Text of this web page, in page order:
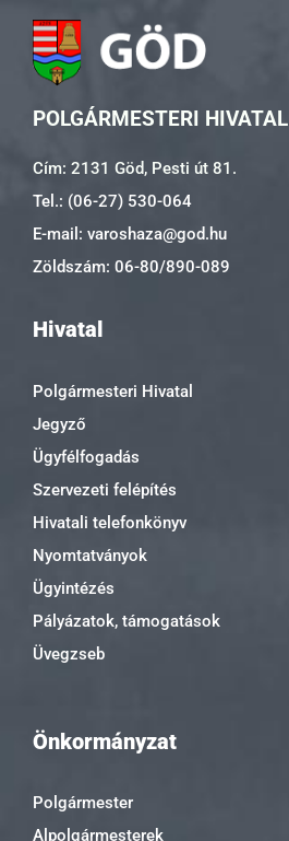
POLGÁRMESTERI HIVATAL
Cím: 2131 Göd, Pesti út 81.
Tel.: (06-27) 530-064
E-mail: varoshaza@god.hu
Zöldszám: 06-80/890-089
Hivatal
Polgármesteri Hivatal
Jegyző
Ügyfélfogadás
Szervezeti felépítés
Hivatali telefonkönyv
Nyomtatványok
Ügyintézés
Pályázatok, támogatások
Üvegzseb
Önkormányzat
Polgármester
Alpolgármesterek